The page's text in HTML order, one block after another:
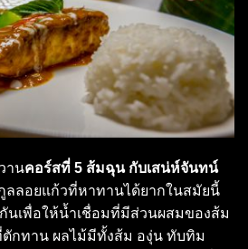
านคอร์สที่ 5 ส้มฉุน กับเสน่ห์จันทน์
ลอยแก้วที่หาทานได้ยากในสมัยนี้
นเพื่อให้น้ำเชื่อมที่มีส่วนผสมของส้ม
กทาน ผลไม้มีทั้งส้ม องุ่น ทับทิม